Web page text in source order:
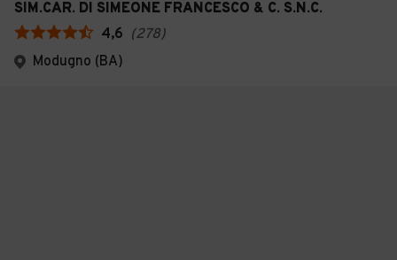
SIM.CAR. DI SIMEONE FRANCESCO & C. S.N.C.
4,6 (278)
Modugno (BA)